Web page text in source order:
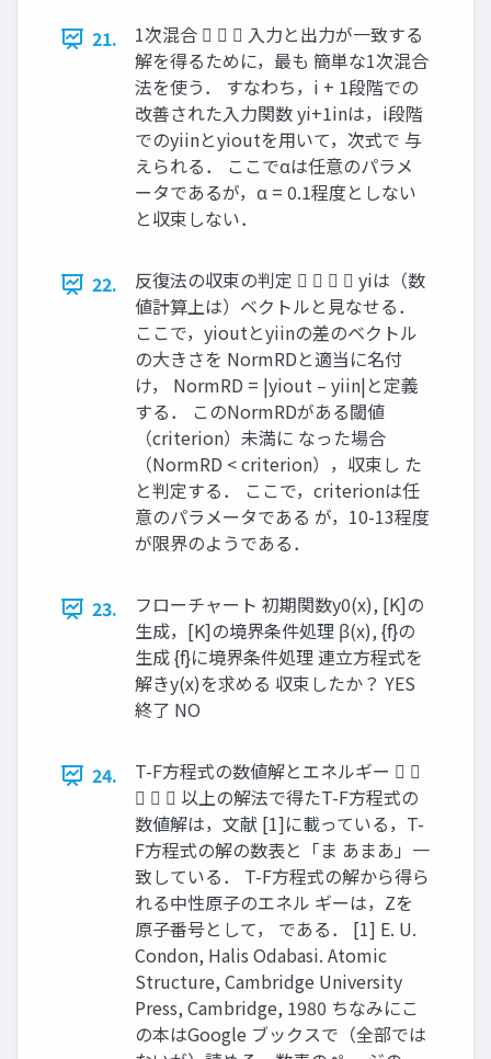
21.
1次混合    入力と出力が一致する
解を得るために，最も 簡単な1次混合
法を使う． すなわち，i + 1段階での
改善された入力関数 yi+1inは，i段階
でのyiinとyioutを用いて，次式で 与
えられる． ここでαは任意のパラメ
ータであるが，α = 0.1程度としない
と収束しない．
22.
反復法の収束の判定     yiは（数
値計算上は）ベクトルと見なせる．
ここで，yioutとyiinの差のベクトル
の大きさを NormRDと適当に名付
け， NormRD = |yiout – yiin|と定義
する． このNormRDがある閾値
（criterion）未満に なった場合
（NormRD < criterion），収束し た
と判定する． ここで，criterionは任
意のパラメータである が，10-13程度
が限界のようである．
23.
フローチャート 初期関数y0(x), [K]の
生成，[K]の境界条件処理 β(x), {f}の
生成 {f}に境界条件処理 連立方程式を
解きy(x)を求める 収束したか？ YES
終了 NO
24.
T-F方程式の数値解とエネルギー  
   以上の解法で得たT-F方程式の
数値解は，文献 [1]に載っている，T-
F方程式の解の数表と「ま あまあ」一
致している． T-F方程式の解から得ら
れる中性原子のエネル ギーは，Zを
原子番号として， である． [1] E. U.
Condon, Halis Odabasi. Atomic
Structure, Cambridge University
Press, Cambridge, 1980 ちなみにこ
の本はGoogle ブックスで（全部では